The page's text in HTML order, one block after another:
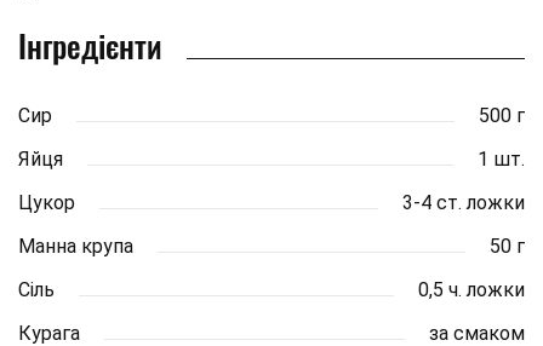
Інгредієнти
Сир
500 г
Яйця
1 шт.
Цукор
3-4 ст. ложки
Манна крупа
50 г
Сіль
0,5 ч. ложки
Курага
за смаком